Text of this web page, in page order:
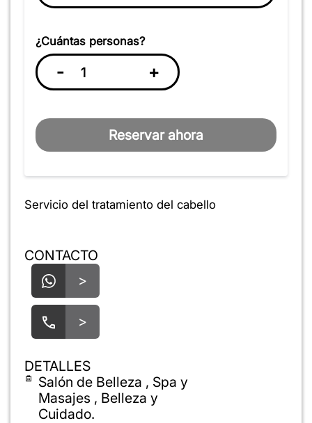
¿Cuántas personas?
- +
Reservar ahora
Servicio del tratamiento del cabello
CONTACTO
>
>
DETALLES
Salón de Belleza , Spa y
Masajes , Belleza y
Cuidado.